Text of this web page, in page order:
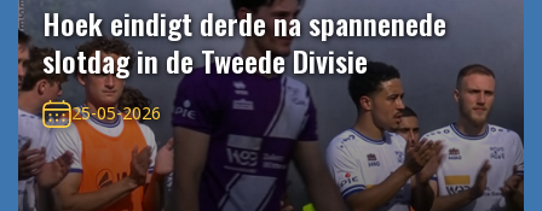
Hoek eindigt derde na spannenede
slotdag in de Tweede Divisie
25-05-2026